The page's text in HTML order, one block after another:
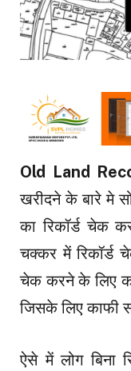
Old Land
खरीदने के बारे मे
का रिकॉर्ड चेक
चक्कर में रिकॉर्ड
चेक करने के लिए
जिसके लिए काफी
ऐसे में लोग बिना